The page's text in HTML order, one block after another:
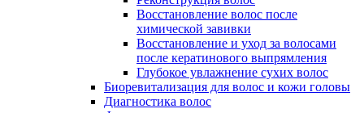
Восстановление волос после
химической завивки
Восстановление и уход за волосами
после кератинового выпрямления
Глубокое увлажнение сухих волос
Биоревитализация для волос и кожи головы
Диагностика волос